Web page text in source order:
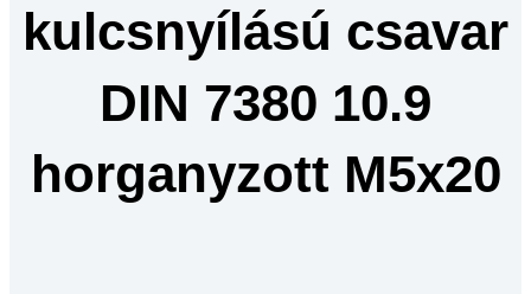
kulcsnyílású csavar
DIN 7380 10.9
horganyzott M5x20